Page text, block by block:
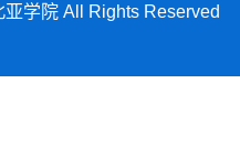
学院 All Rights Reserved